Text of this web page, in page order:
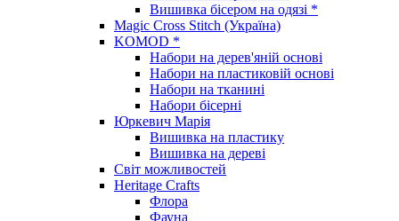
Вишивка бісером на одязі *
Magic Cross Stitch (Україна)
KOMOD *
Набори на дерев'яній основі
Набори на пластиковій основі
Набори на тканині
Набори бісерні
Юркевич Марія
Вишивка на пластику
Вишивка на дереві
Світ можливостей
Heritage Crafts
Флора
Фауна